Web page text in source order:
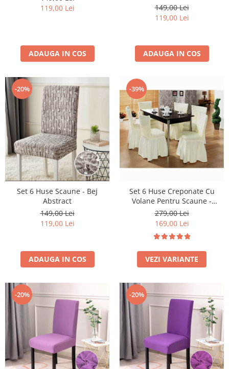
119,00 Lei
ADAUGA IN COS
149,00 Lei
119,00 Lei
ADAUGA IN COS
-20%
Set 6 Huse Scaune - Bej
Abstract
149,00 Lei
119,00 Lei
ADAUGA IN COS
-39%
Set 6 Huse Creponate Cu
Volane Pentru Scaune -
Selecteaza Culoarea Dorita
279,00 Lei
169,00 Lei
VEZI VARIANTE
-20% -20%